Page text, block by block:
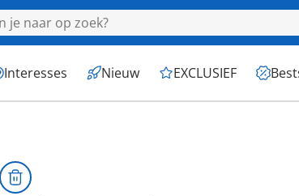
Interesses Nieuw EXCLUSIEF